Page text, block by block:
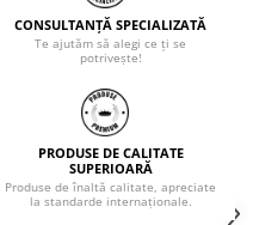
CONSULTANȚĂ SPECIALIZATĂ
Te ajutăm să alegi ce ți se
potrivește!
PRODUSE DE CALITATE
SUPERIOARĂ
Produse de înaltă calitate, apreciate
la standarde internaționale.